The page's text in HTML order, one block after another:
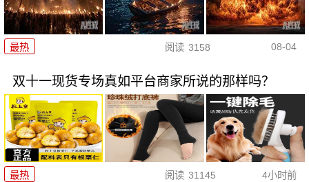
最热 阅读 3158 08-04
双十一现货专场真如平台商家所说的那样吗？
最热 阅读 31145 4小时前